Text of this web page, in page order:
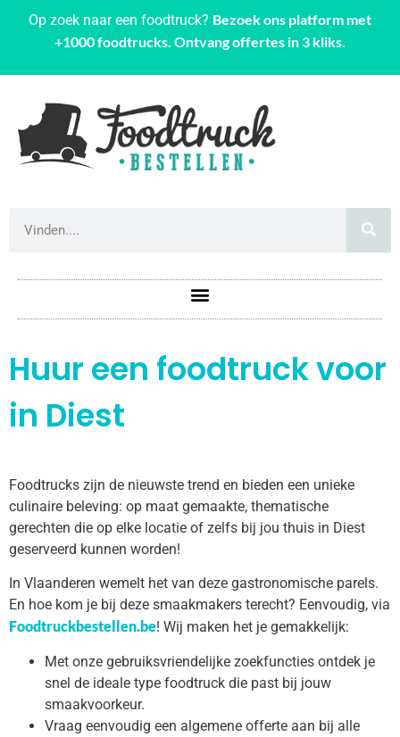
Op zoek naar een foodtruck? Bezoek ons platform met
+1000 foodtrucks. Ontvang offertes in 3 kliks.
Huur een foodtruck voor
in Diest
Foodtrucks zijn de nieuwste trend en bieden een unieke
culinaire beleving: op maat gemaakte, thematische
gerechten die op elke locatie of zelfs bij jou thuis in Diest
geserveerd kunnen worden!
In Vlaanderen wemelt het van deze gastronomische parels.
En hoe kom je bij deze smaakmakers terecht? Eenvoudig, via
Foodtruckbestellen.be! Wij maken het je gemakkelijk:
Met onze gebruiksvriendelijke zoekfuncties ontdek je
snel de ideale type foodtruck die past bij jouw
smaakvoorkeur.
Vraag eenvoudig een algemene offerte aan bij alle